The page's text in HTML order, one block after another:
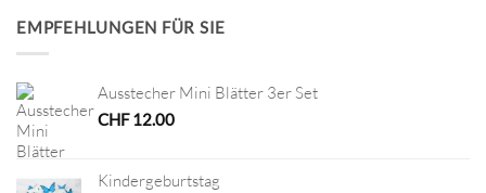
EMPFEHLUNGEN FÜR SIE
Ausstecher Mini Blätter 3er Set
CHF12.00
Kindergeburtstag